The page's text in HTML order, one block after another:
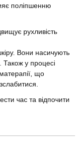
поліпшенню
рухливість
Вони насичують
у процесі
що
час та відпочити